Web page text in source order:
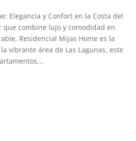
Elegancia y Confort en la Costa del
que combine lujo y comodidad en
Residencial Mijas Home es la
vibrante área de Las Lagunas, este